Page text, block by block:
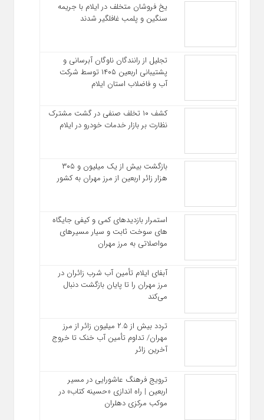
یخ‌ فروشان متخلف در ایلام با جریمه
سنگین و پلمب غافلگیر شدند
تجلیل از رانندگان ناوگان آبرسانی و
پشتیبانی اربعین ۱۴۰۵ توسط شرکت
آب و فاضلاب استان ایلام
کشف ۱۰ تخلف صنفی در گشت مشترک
نظارت بر بازار خدمات خودرو در ایلام
بازگشت بیش از یک میلیون و ۳۰۵
هزار زائر اربعین از مرز مهران به کشور
استمرار بازدیدهای کمی و کیفی جایگاه‌
های سوخت ثابت و سیار مسیرهای
مواصلاتی به مرز مهران
آبفای ایلام تأمین آب شرب زائران در
مرز مهران را تا پایان بازگشت دنبال
می‌کند
تردد بیش از ۲.۵ میلیون زائر از مرز
مهران/ تداوم تأمین آب خنک تا خروج
آخرین زائر
ترویج فرهنگ عاشورایی در مسیر
اربعین | راه‌ اندازی «حسینه کتاب» در
موکب مرکزی دهلران